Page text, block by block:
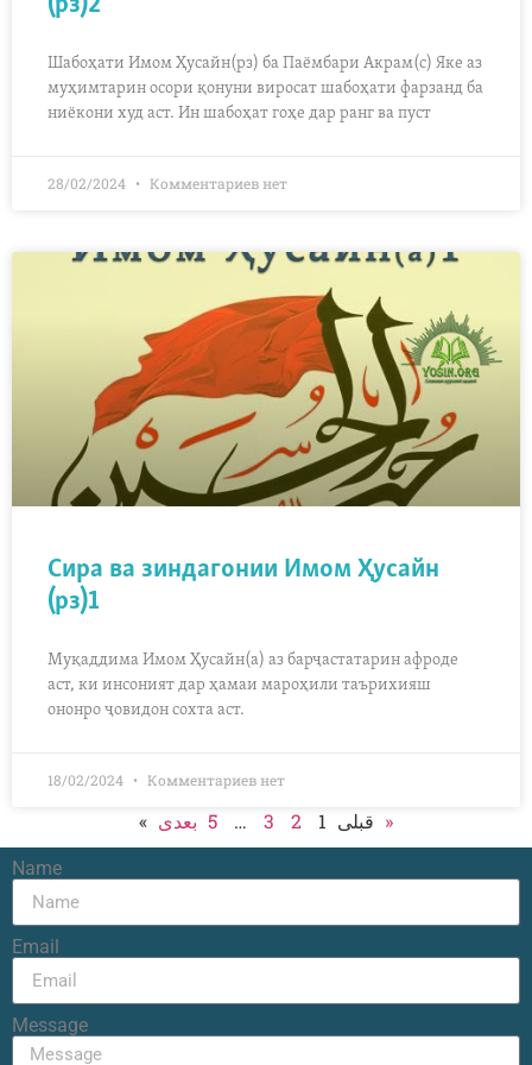
Шабоҳати Имом Ҳусайн(рз) ба Паёмбари Акрам(с) Яке аз
муҳимтарин осори қонуни виросат шабоҳати фарзанд ба
ниёкони худ аст. Ин шабоҳат гоҳе дар ранг ва пуст
28/02/2024 Комментариев нет
Сира ва зиндагонии Имом Ҳусайн
(рз)1
Муқаддима Имом Ҳусайн(а) аз барҷастатарин афроде
аст, ки инсоният дар ҳамаи мароҳили таърихияш
ононро ҷовидон сохта аст.
18/02/2024 Комментариев нет
« قبلی 1
2
3
…
5 بعدی »
Name
Email
Message